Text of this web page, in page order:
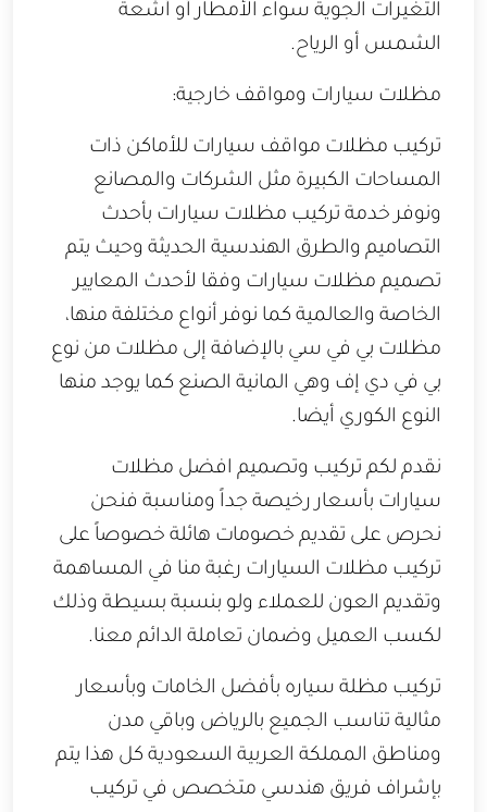
التغيرات الجوية سواء الأمطار أو أشعة
الشمس أو الرياح.
مظلات سيارات ومواقف خارجية:
تركيب مظلات مواقف سيارات للأماكن ذات
المساحات الكبيرة مثل الشركات والمصانع
ونوفر خدمة تركيب مظلات سيارات بأحدث
التصاميم والطرق الهندسية الحديثة وحيث يتم
تصميم مظلات سيارات وفقا لأحدث المعايير
الخاصة والعالمية كما نوفر أنواع مختلفة منها،
مظلات بي في سي بالإضافة إلى مظلات من نوع
بي في دي إف وهي المانية الصنع كما يوجد منها
النوع الكوري أيضا.
نقدم لكم تركيب وتصميم افضل مظلات
سيارات بأسعار رخيصة جداً ومناسبة فنحن
نحرص على تقديم خصومات هائلة خصوصاً على
تركيب مظلات السيارات رغبة منا في المساهمة
وتقديم العون للعملاء ولو بنسبة بسيطة وذلك
لكسب العميل وضمان تعاملة الدائم معنا.
تركيب مظلة سياره بأفضل الخامات وبأسعار
مثالية تناسب الجميع بالرياض وباقي مدن
ومناطق المملكة العربية السعودية كل هذا يتم
بإشراف فريق هندسي متخصص في تركيب